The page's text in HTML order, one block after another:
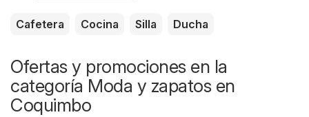
Cafetera Cocina Silla Ducha
Ofertas y promociones en la
categoría Moda y zapatos en
Coquimbo